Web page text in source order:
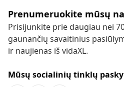
Prenumeruokite mūsų
Prisijunkite prie daugiau nei
gaunančių savaitinius
ir naujienas iš vidaXL.
Mūsų socialinių tinklų